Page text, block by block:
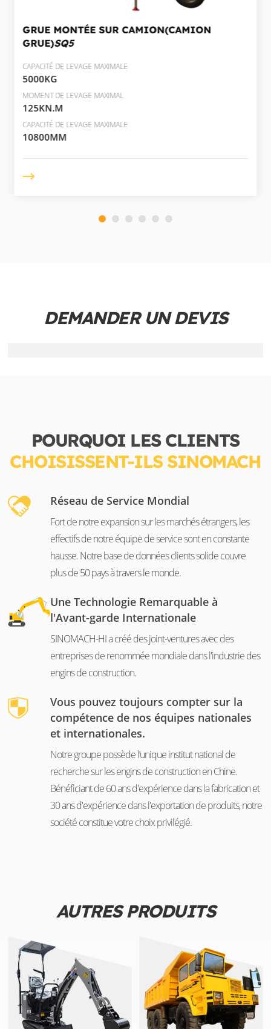
GRUE MONTÉE SUR CAMION(CAMION
GRUE)SQ5
CAPACITÉ DE LEVAGE MAXIMALE
5000KG
MOMENT DE LEVAGE MAXIMAL
125KN.M
CAPACITÉ DE LEVAGE MAXIMALE
10800MM
DEMANDER UN DEVIS
POURQUOI LES CLIENTS
CHOISISSENT-ILS SINOMACH
Réseau de Service Mondial
Fort de notre expansion sur les marchés étrangers, les
effectifs de notre équipe de service sont en constante
hausse. Notre base de données clients solide couvre
plus de 50 pays à travers le monde.
Une Technologie Remarquable à
l'Avant-garde Internationale
SINOMACH-HI a créé des joint-ventures avec des
entreprises de renommée mondiale dans l'industrie des
engins de construction.
Vous pouvez toujours compter sur la
compétence de nos équipes nationales
et internationales.
Notre groupe possède l’unique institut national de
recherche sur les engins de construction en Chine.
Bénéficiant de 60 ans d'expérience dans la fabrication et
30 ans d'expérience dans l'exportation de produits, notre
société constitue votre choix privilégié.
AUTRES PRODUITS